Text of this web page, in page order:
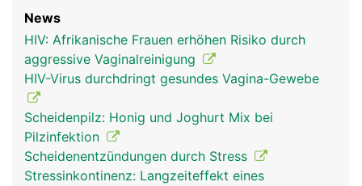
News
HIV: Afrikanische Frauen erhöhen Risiko durch
aggressive Vaginalreinigung
HIV-Virus durchdringt gesundes Vagina-Gewebe
Scheidenpilz: Honig und Joghurt Mix bei
Pilzinfektion
Scheidenentzündungen durch Stress
Stressinkontinenz: Langzeiteffekt eines